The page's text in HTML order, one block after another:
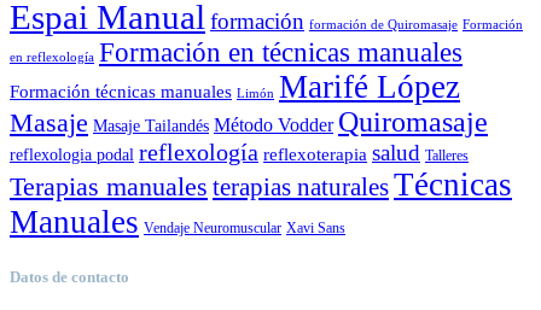
Espai Manual formación formación de Quiromasaje Formación
en reflexología Formación en técnicas manuales
Formación técnicas manuales Limón Marifé López
Masaje Masaje Tailandés Método Vodder Quiromasaje
reflexologia podal reflexología reflexoterapia salud Talleres
Terapias manuales terapias naturalesTécnicas
Manuales Vendaje Neuromuscular Xavi Sans
Datos de contacto